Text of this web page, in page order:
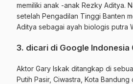
memiliki anak -anak Rezky Aditya.
setelah Pengadilan Tinggi Banten
Aditya sebagai ayah biologis putra
3. dicari di Google Indonesia
Aktor Gary Iskak ditangkap di
Putih Pasir, Ciwastra, Kota Bandung